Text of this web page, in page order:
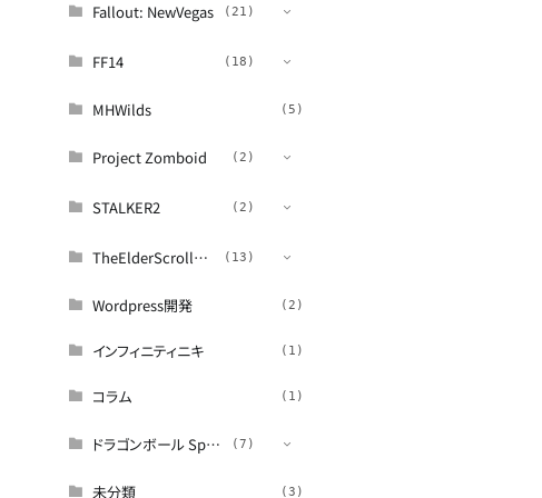
Fallout: NewVegas (21)
(13)
FF14 (18)
(12)
攻略 (2)
(1)
MHWilds (5)
Project Zomboid (2)
(2)
STALKER2 (2)
(2)
TheElderScrollsシリーズ (13)
(8)
ロア解説
(5)
Wordpress開発 (2)
インフィニティニキ (1)
コラム (1)
ドラゴンボール Sparking ZERO (7)
(6)
未分類 (3)